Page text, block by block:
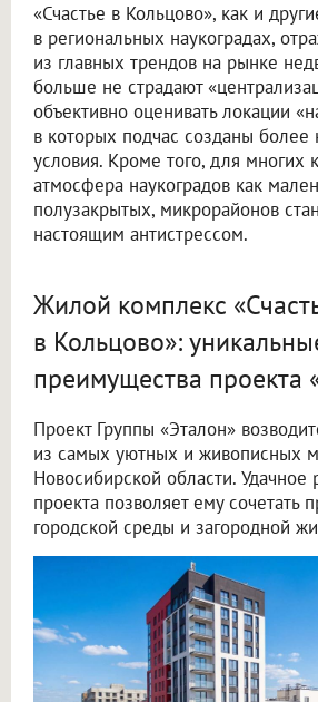
«Счастье в Кольцово», как и
в региональных наукоградах,
из главных трендов на рынке
больше не страдают
объективно оценивать локации
в которых подчас созданы
условия. Кроме того, для многих
атмосфера наукоградов как
полузакрытых, микрорайонов
настоящим антистрессом.
Жилой комплекс
в Кольцово»:
преимущества проекта
Проект Группы «Эталон»
из самых уютных и живописных
Новосибирской области. Удачное
проекта позволяет ему сочетать
городской среды и загородной